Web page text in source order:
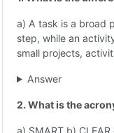
a) A task is a broad
step, while an
small projects,
Answer
2. What is the
a) SMART b)